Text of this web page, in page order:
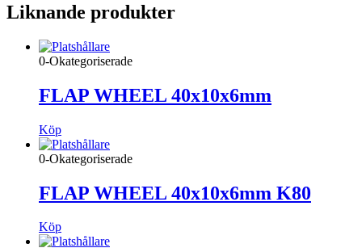
Liknande produkter
0-Okategoriserade
FLAP WHEEL 40x10x6mm
Köp
0-Okategoriserade
FLAP WHEEL 40x10x6mm K80
Köp